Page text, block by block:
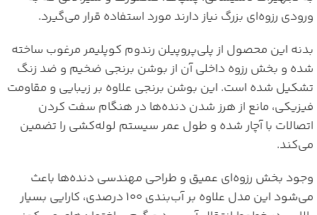
ورودی رزوه‌ای بزرگ نیاز دارند مورد استفاده قرار می‌گیرد.
بدنه این محصول از پلی‌پروپیلن رندوم کوپلیمر مرغوب ساخته
شده و بخش رزوه داخلی آن از بوشن برنجی ضخیم و ضد زنگ
تشکیل شده است. این بوشن برنجی علاوه بر زیبایی و مقاومت
فیزیکی، مانع از هرز شدن دنده‌ها در هنگام سفت کردن
اتصالات با آچار شده و طول عمر سیستم لوله‌کشی را تضمین
می‌کند.
وجود بخش رزوه‌ای عمیق و طراحی مهندسی دنده‌ها باعث
می‌شود این مدل علاوه بر آب‌بندی 100 درصدی، کارایی بسیار